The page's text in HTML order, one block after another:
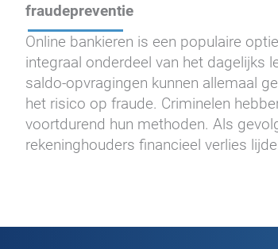
fraudepreventie
Online bankieren is een populaire
integraal onderdeel van het dagelijks
saldo-opvragingen kunnen allemaal
het risico op fraude. Criminelen
voortdurend hun methoden. Als
rekeninghouders financieel verlies